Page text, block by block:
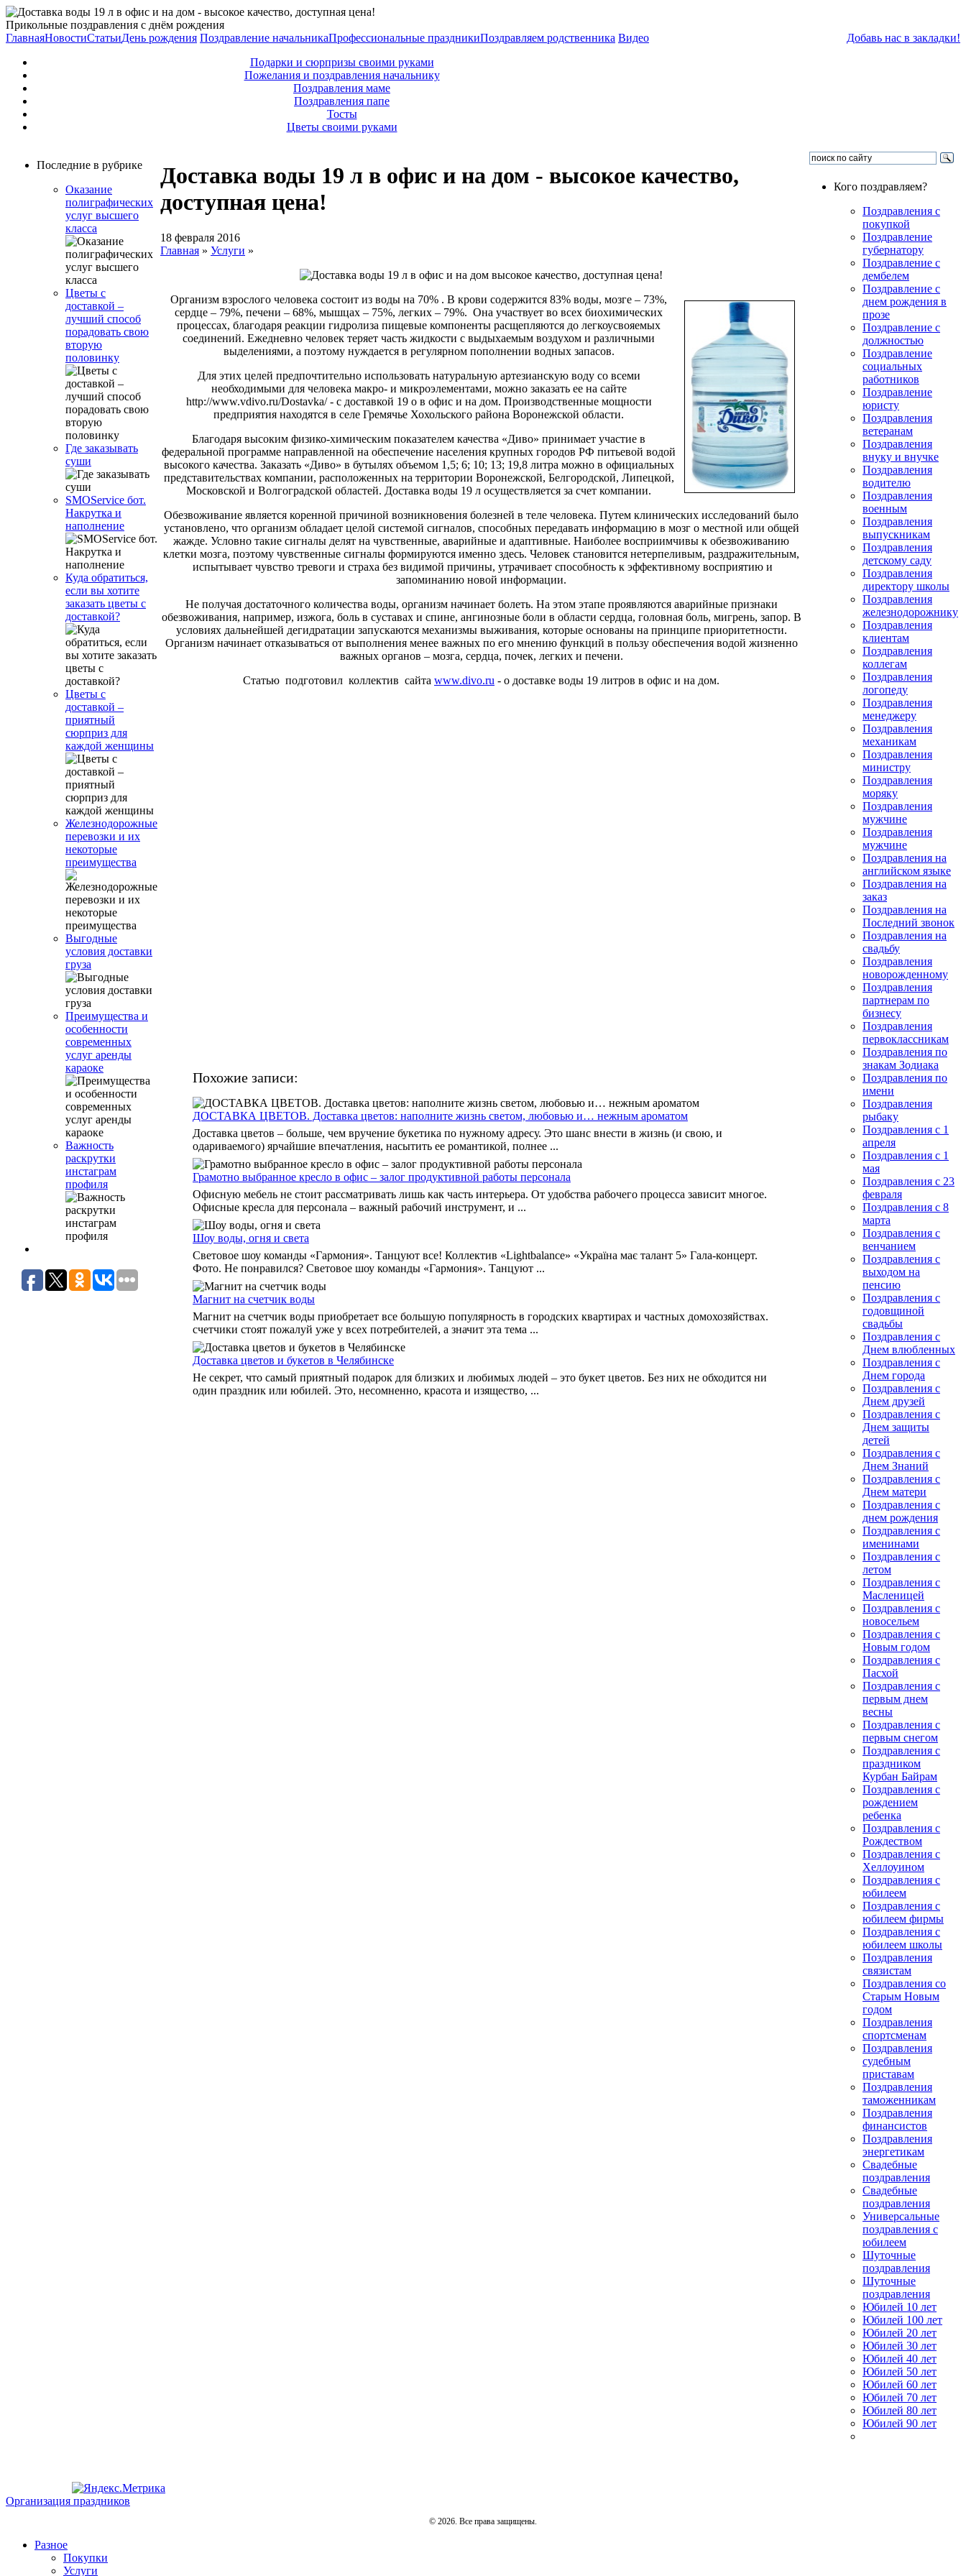
Прикольные поздравления с днём рождения
ГлавнаяНовостиСтатьиДень рождения Поздравление начальникаПрофессиональные праздникиПоздравляем родственника Видео
Подарки и сюрпризы своими руками
Пожелания и поздравления начальнику
Поздравления маме
Поздравления папе
Тосты
Цветы своими руками
Добавь нас в закладки!
Последние в рубрике
Оказание
полиграфических
услуг высшего
класса
Цветы с
доставкой –
лучший способ
порадовать свою
вторую
половинку
Где заказывать
суши
SMOService бот.
Накрутка и
наполнение
Куда обратиться,
если вы хотите
заказать цветы с
доставкой?
Цветы с
доставкой –
приятный
сюрприз для
каждой женщины
Железнодорожные
перевозки и их
некоторые
преимущества
Выгодные
условия доставки
груза
Преимущества и
особенности
современных
услуг аренды
караоке
Важность
раскрутки
инстаграм
профиля
Доставка воды 19 л в офис и на дом - высокое качество,
доступная цена!
18 февраля 2016
Главная » Услуги »
Организм взрослого человека состоит из воды на 70% . В крови содержится 83% воды, мозге – 73%,
сердце – 79%, печени – 68%, мышцах – 75%, легких – 79%. Она участвует во всех биохимических
процессах, благодаря реакции гидролиза пищевые компоненты расщепляются до легкоусвояемых
соединений. Ежедневно человек теряет часть жидкости с выдыхаемым воздухом и различными
выделениями, а поэтому нуждается в регулярном пополнении водных запасов.
Для этих целей предпочтительно использовать натуральную артезианскую воду со всеми
необходимыми для человека макро- и микроэлементами, можно заказать ее на сайте
http://www.vdivo.ru/Dostavka/ - с доставкой 19 о в офис и на дом. Производственные мощности
предприятия находятся в селе Гремячье Хохольского района Воронежской области.
Благодаря высоким физико-химическим показателем качества «Диво» принимает участие в
федеральной программе направленной на обеспечение населения крупных городов РФ питьевой водой
высокого качества. Заказать «Диво» в бутылях объемом 1,5; 6; 10; 13; 19,8 литра можно в официальных
представительствах компании, расположенных на территории Воронежской, Белгородской, Липецкой,
Московской и Волгоградской областей. Доставка воды 19 л осуществляется за счет компании.
Обезвоживание является коренной причиной возникновения болезней в теле человека. Путем клинических исследований было
установлено, что организм обладает целой системой сигналов, способных передавать информацию в мозг о местной или общей
жажде. Условно такие сигналы делят на чувственные, аварийные и адаптивные. Наиболее восприимчивы к обезвоживанию
клетки мозга, поэтому чувственные сигналы формируются именно здесь. Человек становится нетерпеливым, раздражительным,
испытывает чувство тревоги и страха без видимой причины, утрачивает способность к эффективному восприятию и
запоминанию новой информации.
Не получая достаточного количества воды, организм начинает болеть. На этом этапе проявляются аварийные признаки
обезвоживания, например, изжога, боль в суставах и спине, ангинозные боли в области сердца, головная боль, мигрень, запор. В
условиях дальнейшей дегидратации запускаются механизмы выживания, которые основаны на принципе приоритетности.
Организм начинает отказываться от выполнения менее важных по его мнению функций в пользу обеспечения водой жизненно
важных органов – мозга, сердца, почек, легких и печени.
Статью подготовил коллектив сайта www.divo.ru - о доставке воды 19 литров в офис и на дом.
Похожие записи:
ДОСТАВКА ЦВЕТОВ. Доставка цветов: наполните жизнь светом, любовью и… нежным ароматом
Доставка цветов – больше, чем вручение букетика по нужному адресу. Это шанс внести в жизнь (и свою, и
одариваемого) ярчайшие впечатления, насытить ее романтикой, полнее ...
Грамотно выбранное кресло в офис – залог продуктивной работы персонала
Офисную мебель не стоит рассматривать лишь как часть интерьера. От удобства рабочего процесса зависит многое.
Офисные кресла для персонала – важный рабочий инструмент, и ...
Шоу воды, огня и света
Световое шоу команды «Гармония». Танцуют все! Коллектив «Lightbalance» «Україна має талант 5» Гала-концерт.
Фото. Не понравился? Световое шоу команды «Гармония». Танцуют ...
Магнит на счетчик воды
Магнит на счетчик воды приобретает все большую популярность в городских квартирах и частных домохозяйствах.
счетчики стоят пожалуй уже у всех потребителей, а значит эта тема ...
Доставка цветов и букетов в Челябинске
Не секрет, что самый приятный подарок для близких и любимых людей – это букет цветов. Без них не обходится ни
один праздник или юбилей. Это, несомненно, красота и изящество, ...
Кого поздравляем?
Поздравления с
покупкой
Поздравление
губернатору
Поздравление с
дембелем
Поздравление с
днем рождения в
прозе
Поздравление с
должностью
Поздравление
социальных
работников
Поздравление
юристу
Поздравления
ветеранам
Поздравления
внуку и внучке
Поздравления
водителю
Поздравления
военным
Поздравления
выпускникам
Поздравления
детскому саду
Поздравления
директору школы
Поздравления
железнодорожнику
Поздравления
клиентам
Поздравления
коллегам
Поздравления
логопеду
Поздравления
менеджеру
Поздравления
механикам
Поздравления
министру
Поздравления
моряку
Поздравления
мужчине
Поздравления
мужчине
Поздравления на
английском языке
Поздравления на
заказ
Поздравления на
Последний звонок
Поздравления на
свадьбу
Поздравления
новорожденному
Поздравления
партнерам по
бизнесу
Поздравления
первоклассникам
Поздравления по
знакам Зодиака
Поздравления по
имени
Поздравления
рыбаку
Поздравления с 1
апреля
Поздравления с 1
мая
Поздравления с 23
февраля
Поздравления с 8
марта
Поздравления с
венчанием
Поздравления с
выходом на
пенсию
Поздравления с
годовщиной
свадьбы
Поздравления с
Днем влюбленных
Поздравления с
Днем города
Поздравления с
Днем друзей
Поздравления с
Днем защиты
детей
Поздравления с
Днем Знаний
Поздравления с
Днем матери
Поздравления с
днем рождения
Поздравления с
именинами
Поздравления с
летом
Поздравления с
Масленицей
Поздравления с
новосельем
Поздравления с
Новым годом
Поздравления с
Пасхой
Поздравления с
первым днем
весны
Поздравления с
первым снегом
Поздравления с
праздником
Курбан Байрам
Поздравления с
рождением
ребенка
Поздравления с
Рождеством
Поздравления с
Хеллоуином
Поздравления с
юбилеем
Поздравления с
юбилеем фирмы
Поздравления с
юбилеем школы
Поздравления
связистам
Поздравления со
Старым Новым
годом
Поздравления
спортсменам
Поздравления
судебным
приставам
Поздравления
таможенникам
Поздравления
финансистов
Поздравления
энергетикам
Свадебные
поздравления
Свадебные
поздравления
Универсальные
поздравления с
юбилеем
Шуточные
поздравления
Шуточные
поздравления
Юбилей 10 лет
Юбилей 100 лет
Юбилей 20 лет
Юбилей 30 лет
Юбилей 40 лет
Юбилей 50 лет
Юбилей 60 лет
Юбилей 70 лет
Юбилей 80 лет
Юбилей 90 лет
Организация праздников
© 2026. Все права защищены.
Разное
Покупки
Услуги